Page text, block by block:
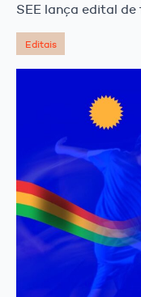
SEE lança edital
Editais